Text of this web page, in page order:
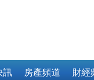
訊 房產頻道 財經